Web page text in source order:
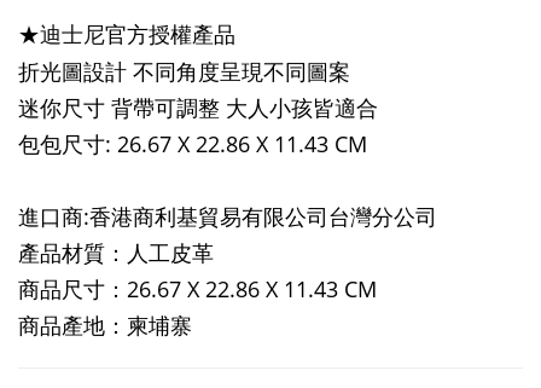
★迪士尼官方授權產品
折光圖設計 不同角度呈現不同圖案
迷你尺寸 背帶可調整 大人小孩皆適合
包包尺寸: 26.67 X 22.86 X 11.43 CM
進口商:香港商利基貿易有限公司台灣分公司
產品材質：人工皮革
商品尺寸：26.67 X 22.86 X 11.43 CM
商品產地：柬埔寨